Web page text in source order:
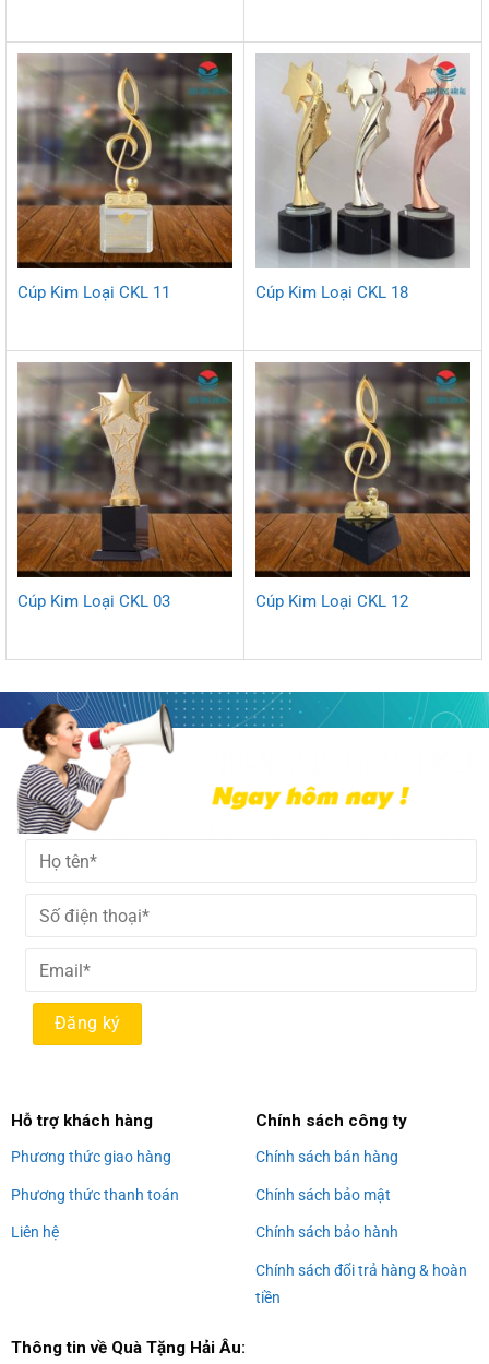
Cúp Kim Loại CKL 11 Cúp Kim Loại CKL 18
Cúp Kim Loại CKL 03 Cúp Kim Loại CKL 12
Hỗ trợ khách hàng
Phương thức giao hàng
Phương thức thanh toán
Liên hệ
Chính sách công ty
Chính sách bán hàng
Chính sách bảo mật
Chính sách bảo hành
Chính sách đổi trả hàng & hoàn
tiền
Thông tin về Quà Tặng Hải Âu: